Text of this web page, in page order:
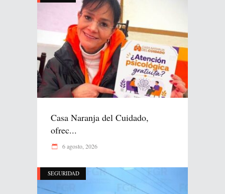
Casa Naranja del Cuidado,
ofrec...
6 agosto, 2026
SEGURIDAD